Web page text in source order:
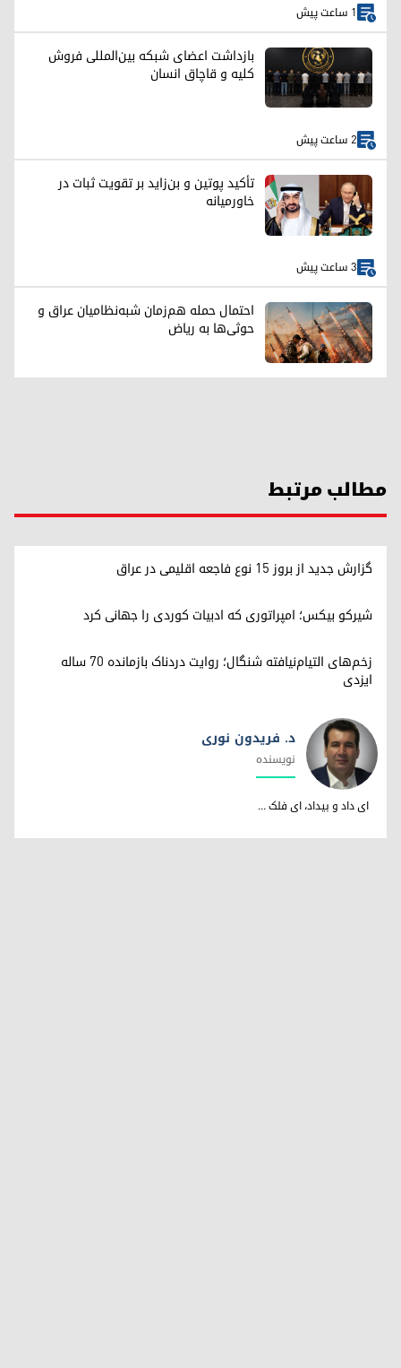
1 ساعت پیش
بازداشت اعضای شبکه بین‌المللی فروش
کلیه و قاچاق انسان
2 ساعت پیش
تأکید پوتین و بن‌زاید بر تقویت ثبات در
خاورمیانه
3 ساعت پیش
احتمال حمله هم‌زمان شبه‌نظامیان عراق و
حوثی‌ها به ریاض
مطالب مرتبط
گزارش جدید از بروز ۱۵ نوع فاجعه اقلیمی در عراق
شیرکو بیکس؛ امپراتوری کە ادبیات کوردی را جهانی کرد
زخم‌های التیام‌نیافته شنگال؛ روایت دردناک بازمانده ۷۰ ساله
ایزدی
د. فریدون نوری
د. فریدون نوری
نویسندە
ای داد و بیداد، ای فلک ...